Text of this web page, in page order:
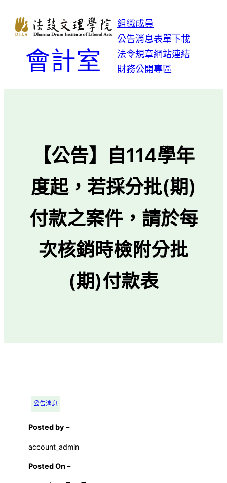
會計室
組織成員
公告消息表單下載
法令規章網站連結
財務公開專區
【公告】自114學年
度起，若採分批(期)
付款之案件，請於每
次核銷時檢附分批
(期)付款表
公告消息
Posted by –
account_admin
Posted On –